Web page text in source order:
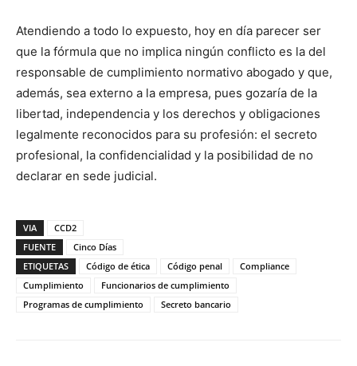
Atendiendo a todo lo expuesto, hoy en día parecer ser
que la fórmula que no implica ningún conflicto es la del
responsable de cumplimiento normativo abogado y que,
además, sea externo a la empresa, pues gozaría de la
libertad, independencia y los derechos y obligaciones
legalmente reconocidos para su profesión: el secreto
profesional, la confidencialidad y la posibilidad de no
declarar en sede judicial.
VIA
CCD2
FUENTE
Cinco Días
ETIQUETAS
Código de ética Código penal
Compliance
Cumplimiento
Funcionarios de cumplimiento
Programas de cumplimiento
Secreto bancario